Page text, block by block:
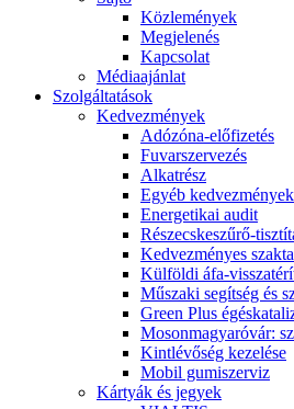
Közlemények
Megjelenés
Kapcsolat
Médiaajánlat
Szolgáltatások
Kedvezmények
Adózóna-előfizetés
Fuvarszervezés
Alkatrész
Egyéb kedvezmények
Energetikai audit
Részecskeszűrő-
Kedvezményes
Külföldi áfa-
Műszaki segítség és
Green Plus
Mosonmagyaróvár:
Kintlévőség kezelése
Mobil gumiszerviz
Kártyák és jegyek